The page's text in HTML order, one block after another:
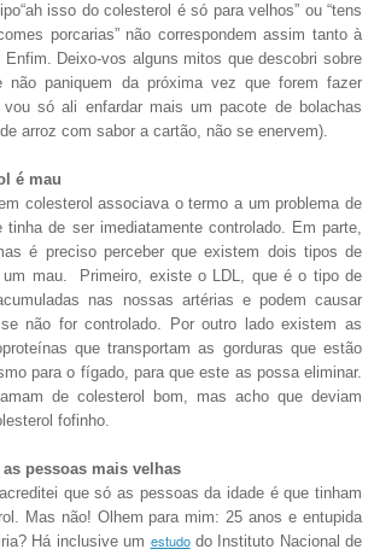
“ah isso do colesterol é só para velhos” ou “tens
porcarias” não correspondem assim tanto à
Enfim. Deixo-vos alguns mitos que descobri sobre
não paniquem da próxima vez que forem fazer
vou só ali enfardar mais um pacote de bolachas
arroz com sabor a cartão, não se enervem).
é mau
colesterol associava o termo a um problema de
tinha de ser imediatamente controlado. Em parte,
é preciso perceber que existem dois tipos de
mau.
Primeiro, existe o LDL, que é o tipo de
nas nossas artérias e podem causar
não for controlado. Por outro lado existem as
que transportam as gorduras que estão
para o fígado, para que este as possa eliminar.
de colesterol bom, mas acho que deviam
fofinho.
pessoas mais velhas
que só as pessoas da idade é que tinham
Mas não! Olhem para mim: 25 anos e entupida
Há inclusive um estudodo Instituto Nacional de